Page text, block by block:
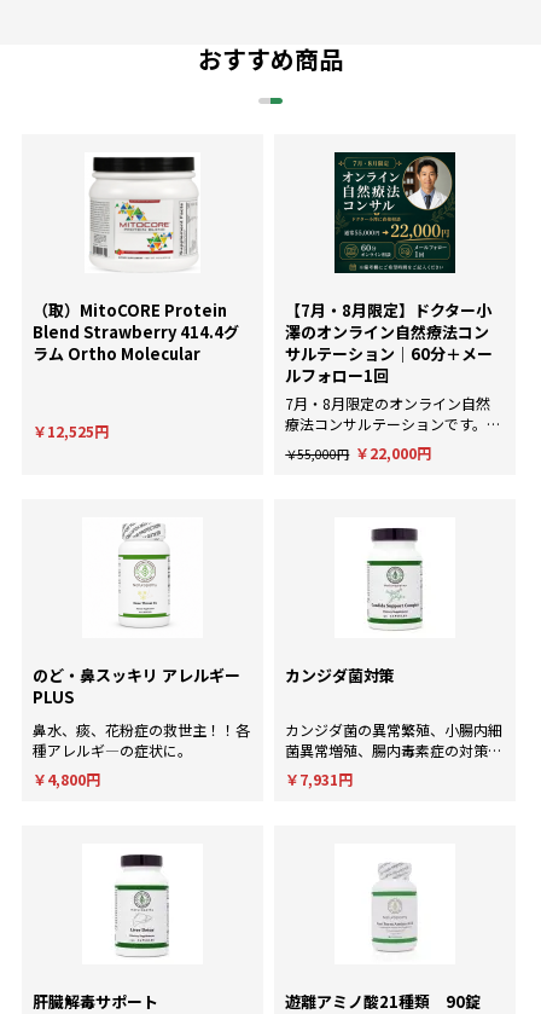
おすすめ商品
（取）MitoCORE Protein
Blend Strawberry 414.4グ
ラム Ortho Molecular
￥12,525円
【7月・8月限定】ドクター小
澤のオンライン自然療法コン
サルテーション｜60分＋メー
ルフォロー1回
7月・8月限定のオンライン自然
療法コンサルテーションです。AI
による一般的な回答ではなく、臨
床経験にもとづいた個別のアドバ
￥55,000円 ￥22,000円
のど・鼻スッキリ アレルギー
PLUS
鼻水、痰、花粉症の救世主！！各
種アレルギ―の症状に。
￥4,800円
カンジダ菌対策
カンジダ菌の異常繁殖、小腸内細
菌異常増殖、腸内毒素症の対策
に！
￥7,931円
肝臓解毒サポート 遊離アミノ酸21種類 90錠